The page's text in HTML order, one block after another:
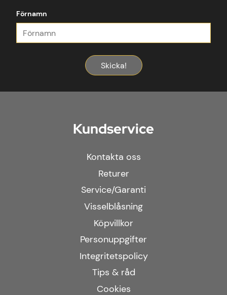
Förnamn
Skicka!
Kundservice
Kontakta oss
Returer
Service/Garanti
Visselblåsning
Köpvillkor
Personuppgifter
Integritetspolicy
Tips & råd
Cookies